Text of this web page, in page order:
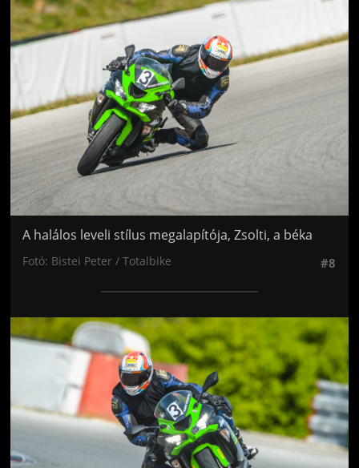
Jön még kép!
A halálos leveli stílus megalapítója, Zsolti, a béka
Fotó: Bistei Peter / Totalbike #8
Jön még kép!